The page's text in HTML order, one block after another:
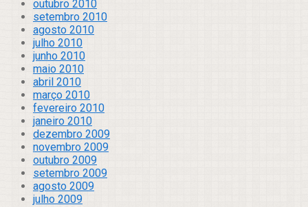
outubro 2010
setembro 2010
agosto 2010
julho 2010
junho 2010
maio 2010
abril 2010
março 2010
fevereiro 2010
janeiro 2010
dezembro 2009
novembro 2009
outubro 2009
setembro 2009
agosto 2009
julho 2009